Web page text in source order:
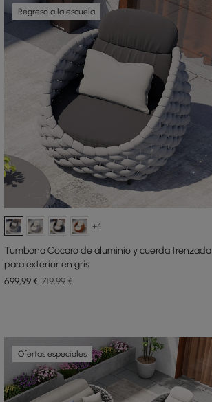
Regreso a la escuela
+4
Tumbona Cocaro de aluminio y cuerda trenzada
para exterior en gris
699,99€ 719,99 €
Ofertas especiales